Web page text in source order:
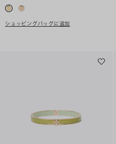
ショッピングバッグに追加